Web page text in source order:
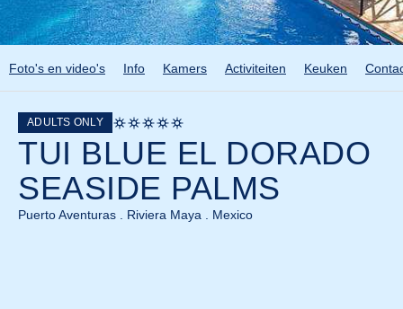
Foto's en video's Info Kamers Activiteiten Keuken
ADULTS ONLY
TUI BLUE EL DORADO
SEASIDE PALMS
Puerto Aventuras . Riviera Maya . Mexico